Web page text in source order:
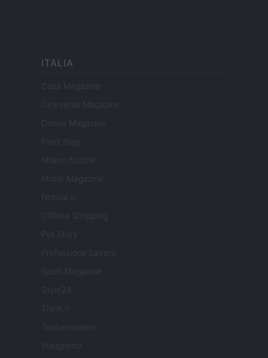
ITALIA
Casa Magazine
Cineverse Magazine
Donne Magazine
Food Blog
Milano Notizie
Motor Magazine
Notizie.it
Offerte Shopping
Pet Story
Professione Lavoro
Sport Magazine
Style24
Think.it
Tuobenessere
Viaggiamo